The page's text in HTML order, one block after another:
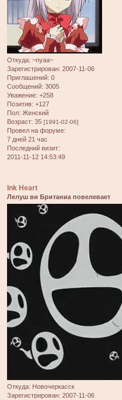
Откуда: ~nyaa~
Зарегистрирован: 2007-11-06
Приглашений: 0
Сообщений: 3005
Уважение: +258
Позитив: +127
Пол: Женский
Возраст: 35 [1991-02-06]
Провел на форуме:
7 дней 21 час
Последний визит:
2011-11-12 14:53:49
Ink Heart
Лелуш ви Британиа повелевает
Откуда: Новочеркасск
Зарегистрирован: 2007-11-06